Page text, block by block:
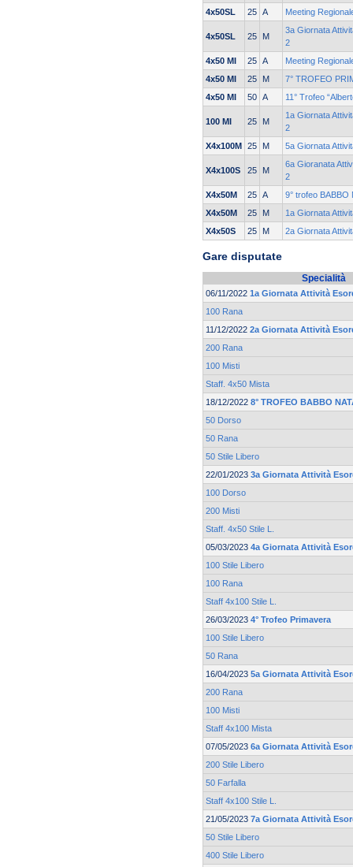
4x50SL
25 A Meeting
4x50SL 25 M
3a Giornata
2
4x50 MI
25 A
Meeting
4x50 MI
25 M
7° TROFEO
4x50 MI
50 A 11° Trofeo
100 MI 25 M
1a Giornata
2
X4x100M 25 M 5a Giornata
X4x100S 25 M
6a Gioranata
2
X4x50M
25 A
9° trofeo BABBO
X4x50M
25 M
1a Giornata
X4x50S
25 M 2a Giornata
Gare disputate
Specialità
06/11/2022 1a Giornata Attività
100 Rana
11/12/2022 2a Giornata Attività
200 Rana
100 Misti
Staff. 4x50 Mista
18/12/2022 8° TROFEO BABBO
50 Dorso
50 Rana
50 Stile Libero
22/01/2023 3a Giornata Attività
100 Dorso
200 Misti
Staff. 4x50 Stile L.
05/03/2023 4a Giornata Attività
100 Stile Libero
100 Rana
Staff 4x100 Stile L.
26/03/2023 4° Trofeo Primavera
100 Stile Libero
50 Rana
16/04/2023 5a Giornata Attività
200 Rana
100 Misti
Staff 4x100 Mista
07/05/2023 6a Giornata Attività
200 Stile Libero
50 Farfalla
Staff 4x100 Stile L.
21/05/2023 7a Giornata Attività
50 Stile Libero
400 Stile Libero